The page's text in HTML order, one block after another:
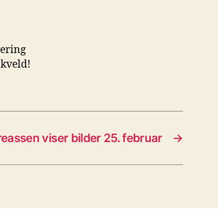
→
viser bilder 25. februar